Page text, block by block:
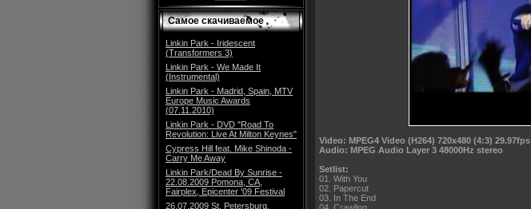
Самое скачиваемое
Linkin Park - Iridescent
(Transformers 3)
Linkin Park - We Made It
(Instrumental)
Linkin Park - Madrid, Spain, MTV
Europe Music Awards
(07.11.2010)
Linkin Park - DVD "Road To
Revolution: Live At Milton Keynes"
Cypress Hill feat. Mike Shinoda -
Carry Me Away
Linkin Park/Dead By Sunrise -
22.08.2009 Pomona, CA,
Fairplex, Epicenter '09 Festival
26.07.2009 St. Petersburg,
Video: MPEG4 Video (H264) 720x480 (4:3) 29.97fps
Audio: MPEG Audio Layer 3 48000Hz stereo
Setlist:
01. With You
02. Papercut
03. In The End